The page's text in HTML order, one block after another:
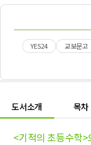
YES24 교보문고
도서소개 목차
<기적의 초등수학